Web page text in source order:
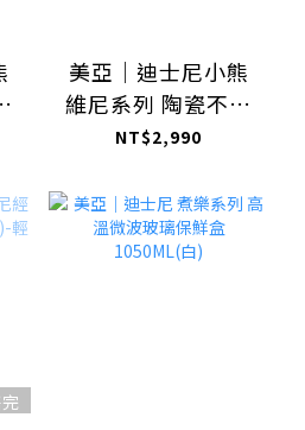
美亞｜迪士尼小熊
維尼系列 陶瓷不沾
平底鍋 28公分
NT$2,990